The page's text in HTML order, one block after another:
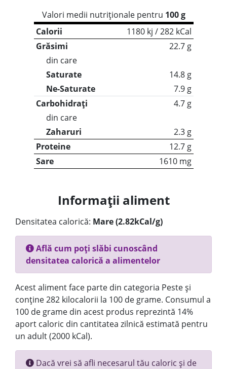
Valori medii nutriționale pentru 100 g
Calorii
1180 kj / 282 kCal
Grăsimi
22.7 g
din care
Saturate
14.8 g
Ne-Saturate
7.9 g
Carbohidrați
4.7 g
din care
Zaharuri
2.3 g
Proteine
12.7 g
Sare
1610 mg
Informații aliment
Densitatea calorică: Mare (2.82kCal/g)
Află cum poți slăbi cunoscând
densitatea calorică a alimentelor
Acest aliment face parte din categoria Peste și
conține 282 kilocalorii la 100 de grame. Consumul a
100 de grame din acest produs reprezintă 14%
aport caloric din cantitatea zilnică estimată pentru
un adult (2000 kCal).
Dacă vrei să afli necesarul tău caloric și de